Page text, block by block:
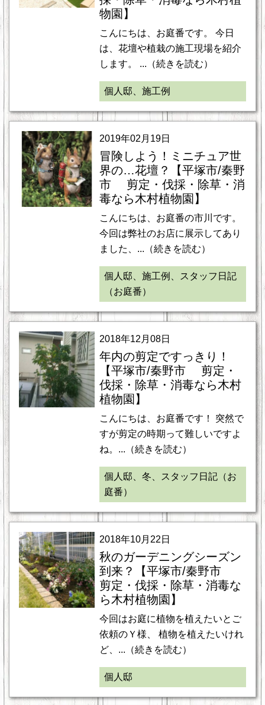
物園】
こんにちは、お庭番です。 今日
は、花壇や植栽の施工現場を紹介
します。 ...（続きを読む）
個人邸、施工例
2019年02月19日
冒険しよう！ミニチュア世
界の…花壇？【平塚市/秦野
市 剪定・伐採・除草・消
毒なら木村植物園】
こんにちは、お庭番の市川です。
今回は弊社のお店に展示してあり
ました、...（続きを読む）
個人邸、施工例、スタッフ日記
（お庭番）
2018年12月08日
年内の剪定ですっきり！
【平塚市/秦野市 剪定・
伐採・除草・消毒なら木村
植物園】
こんにちは、お庭番です！ 突然で
すが剪定の時期って難しいですよ
ね。...（続きを読む）
個人邸、冬、スタッフ日記（お
庭番）
2018年10月22日
秋のガーデニングシーズン
到来？【平塚市/秦野市
剪定・伐採・除草・消毒な
ら木村植物園】
今回はお庭に植物を植えたいとご
依頼のＹ様、 植物を植えたいけれ
ど、...（続きを読む）
個人邸